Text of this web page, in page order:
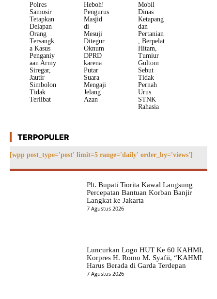
Polres
Samosir
Tetapkan
Delapan
Orang
Tersangk
a Kasus
Penganiy
aan Army
Siregar,
Jautir
Simbolon
Tidak
Terlibat
Heboh!
Pengurus
Masjid
di
Mesuji
Ditegur
Oknum
DPRD
karena
Putar
Suara
Mengaji
Jelang
Azan
Mobil
Dinas
Ketapang
dan
Pertanian
, Berpelat
Hitam,
Tumiur
Gultom
Sebut
Tidak
Pernah
Urus
STNK
Rahasia
TERPOPULER
[wpp post_type='post' limit=5 range='daily' order_by='views']
Plt. Bupati Tiorita Kawal Langsung
Percepatan Bantuan Korban Banjir
Langkat ke Jakarta
7 Agustus 2026
Luncurkan Logo HUT Ke 60 KAHMI,
Korpres H. Romo M. Syafii, “KAHMI
Harus Berada di Garda Terdepan
7 Agustus 2026